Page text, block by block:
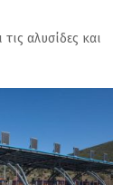
τις αλυσίδες και